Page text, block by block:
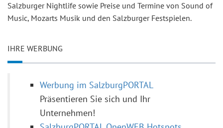
Salzburger Nightlife sowie Preise und Termine von Sound of
Music, Mozarts Musik und den Salzburger Festspielen.
IHRE WERBUNG
Werbung im SalzburgPORTAL
Präsentieren Sie sich und Ihr
Unternehmen!